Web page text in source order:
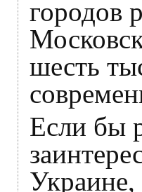
городов
шесть
Если бы